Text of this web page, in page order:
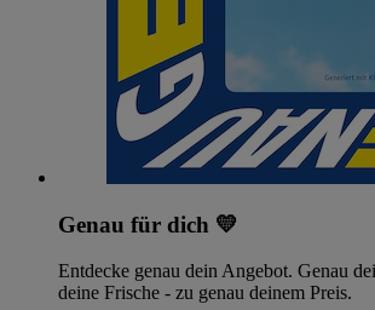
Genau für dich 💛
Entdecke genau dein Angebot. Genau
deine Frische - zu genau deinem Preis.